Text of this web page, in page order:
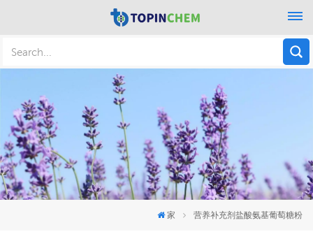
家 营养补充剂盐酸氨基葡萄糖粉